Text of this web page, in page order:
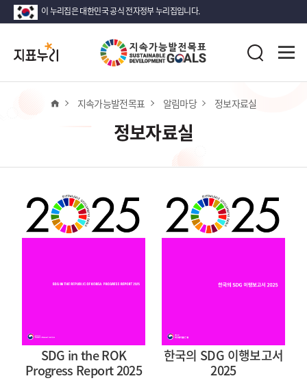
이 누리집은 대한민국 공식 전자정부 누리집입니다.
지
표
누
검
홈 지속가능발전목표 알림마당 정보자료실
정보자료실
SDG in the ROK
Progress Report 2025
한국의 SDG 이행보고서
2025